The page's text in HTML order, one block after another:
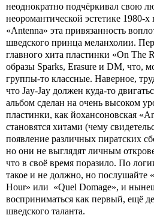
неоднократно подчёркивал свою
неоромантической эстетике 1980-х
«Antenna» эта привязанность
шведского принца меланхолии.
главного хита пластинки «On The
образы Sparks, Erasure и DM, что,
группы-то классные. Наверное,
что Jay-Jay должен куда-то
альбом сделан на очень высоком
пластинки, как йохансоновская
становятся хитами (чему
появление различных пиратских
но они не выглядят личным
что в своё время поразило. По
такое и не должно, но послушайте
Hour» или «Quel Domage», и
восприниматься как первый, ещё
шведского таланта.